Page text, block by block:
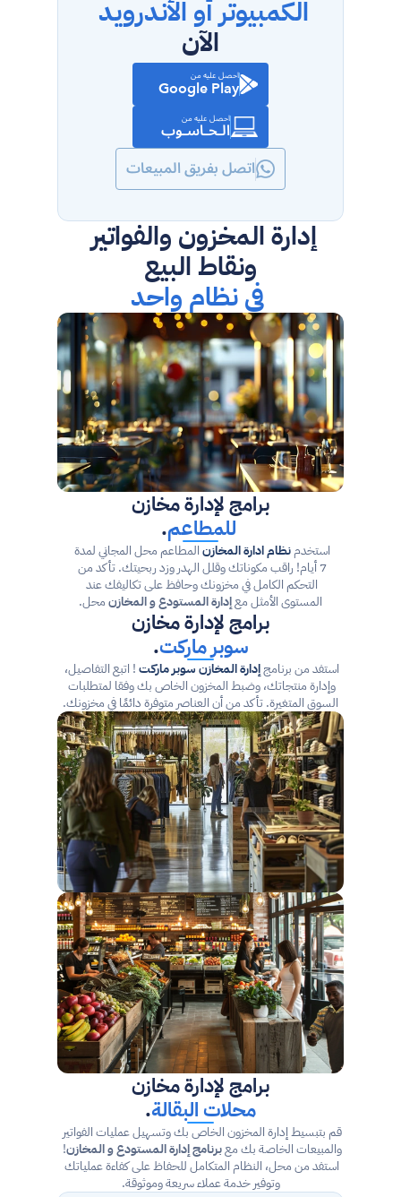
الكمبيوتر أو الأندرويد
الآن
اتصل بفريق المبيعات
احصل عليه من
الـحـاسـوب
احصل عليه من
Google Play
ونقاط البيع
في نظام واحد
برامج لإدارة مخازن
للمطاعم.
استخدم نظام ادارة المخازن
المستوى الأمثل مع إدارة المستودع و المخازن محل.
برامج لإدارة مخازن
سوبر ماركت.
استفد من برنامج إدارة المخازن سوبر ماركت
السوق المتغيرة. تأكد من أن العناصر متوفرة دائمًا في مخزونك.
برامج لإدارة مخازن
محلات البقالة.
والمبيعات الخاصة بك مع برنامج إدارة المستودع و المخازن
وتوفير خدمة عملاء سريعة وموثوقة.